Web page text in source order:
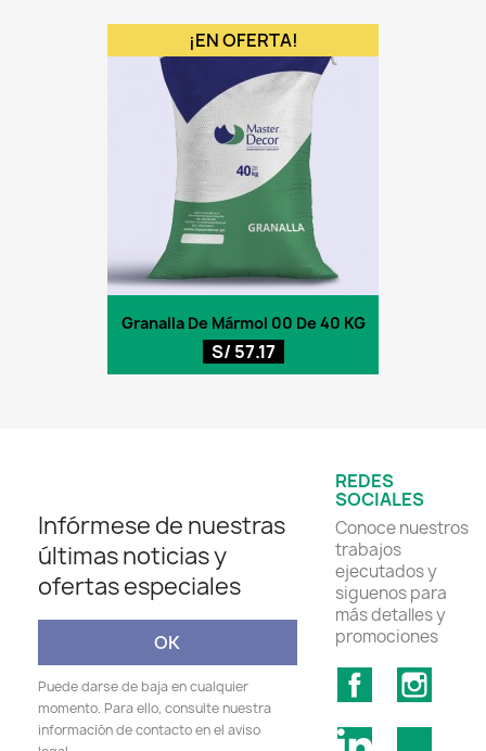
Granalla De Mármol 00 De 40 KG
S/ 57.17
¡EN OFERTA!
Infórmese de nuestras
últimas noticias y
ofertas especiales
Puede darse de baja en cualquier
momento. Para ello, consulte nuestra
información de contacto en el aviso
REDES
SOCIALES
Conoce nuestros
trabajos
ejecutados y
siguenos para
más detalles y
promociones
Facebook
LinkedIn